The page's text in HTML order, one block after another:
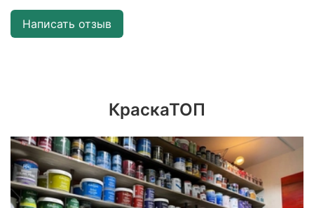
Написать отзыв
КраскаТОП